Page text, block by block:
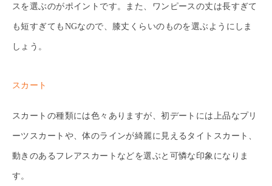
スを選ぶのがポイントです。また、ワンピースの丈は長すぎて
も短すぎてもNGなので、膝丈くらいのものを選ぶようにしま
しょう。
スカート
スカートの種類には色々ありますが、初デートには上品なプリ
ーツスカートや、体のラインが綺麗に見えるタイトスカート、
動きのあるフレアスカートなどを選ぶと可憐な印象になりま
す。